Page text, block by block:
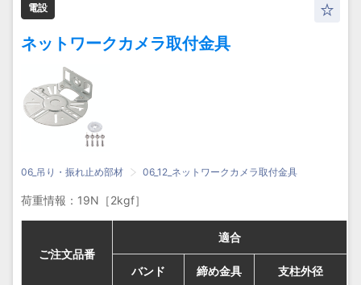
電設
ネットワークカメラ取付金具
06_吊り・振れ止め部材 06_12_ネットワークカメラ取付金具
荷重情報：19N［2kgf］
ご注文品番
適合
バンド 締め金具 支柱外径
ご注文品番
適合
バンド 締め金具 支柱外径
ご注文品番
適合
バンド 締め金具 支柱外径
ご注文品番
適合
バンド 締め金具 支柱外径